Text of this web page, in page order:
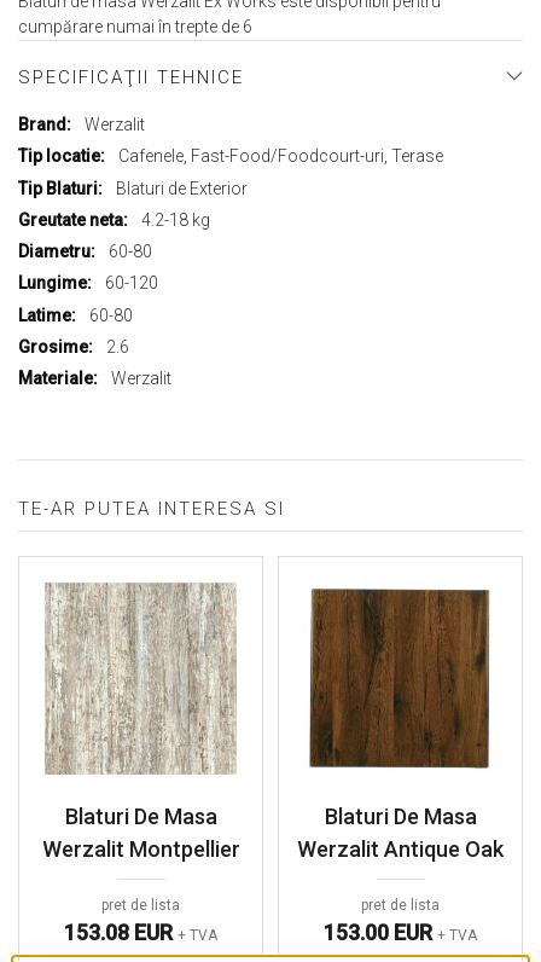
cumpărare numai în trepte de 6
SPECIFICAŢII TEHNICE
Mai
multe
Werzalit
Cafenele, Fast-Food/Foodcourt-uri, Terase
Blaturi de Exterior
4.2-18 kg
60-80
60-120
60-80
2.6
Werzalit
TE-AR PUTEA INTERESA SI
Blaturi De Masa
Werzalit Montpellier
pret de lista
153.08 EUR + TVA
Blaturi De Masa
Werzalit Antique Oak
pret de lista
153.00 EUR + TVA